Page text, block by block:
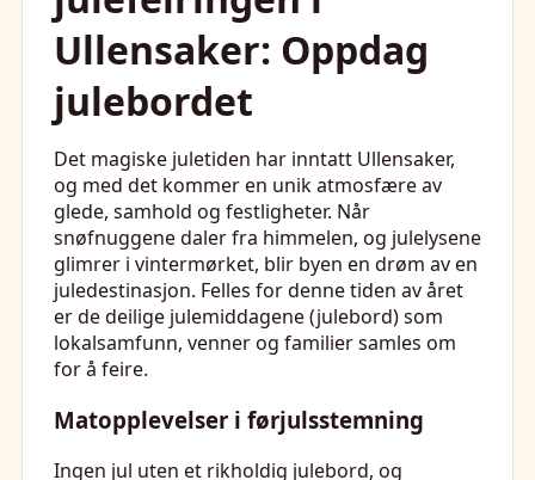
Ullensaker: Oppdag
julebordet
Det magiske juletiden har inntatt Ullensaker,
og med det kommer en unik atmosfære av
glede, samhold og festligheter. Når
snøfnuggene daler fra himmelen, og julelysene
glimrer i vintermørket, blir byen en drøm av en
juledestinasjon. Felles for denne tiden av året
er de deilige julemiddagene (julebord) som
lokalsamfunn, venner og familier samles om
for å feire.
Matopplevelser i førjulsstemning
Ingen jul uten et rikholdig julebord, og